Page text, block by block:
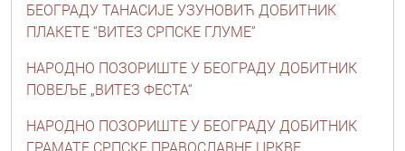
БЕОГРАДУ ТАНАСИЈЕ УЗУНОВИЋ ДОБИТНИК
ПЛАКЕТЕ “ВИТЕЗ СРПСКЕ ГЛУМЕ”
НАРОДНО ПОЗОРИШТЕ У БЕОГРАДУ ДОБИТНИК
ПОВЕЉЕ „ВИТЕЗ ФЕСТА“
НАРОДНО ПОЗОРИШТЕ У БЕОГРАДУ ДОБИТНИК
ГРАМАТЕ СРПСКЕ ПРАВОСЛАВНЕ ЦРКВЕ